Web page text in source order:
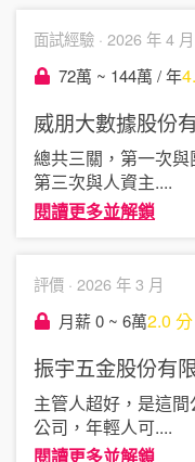
面試經驗 · 2026 年 4 月
72萬 ~ 144萬 / 年
威朋大數據股份
總共三關，第一次與
第三次與人資主....
閱讀更多並解鎖
評價 · 2026 年 3 月
月薪 0 ~ 6萬2.0 分
振宇五金股份有
主管人超好，是這
公司，年輕人可....
閱讀更多並解鎖